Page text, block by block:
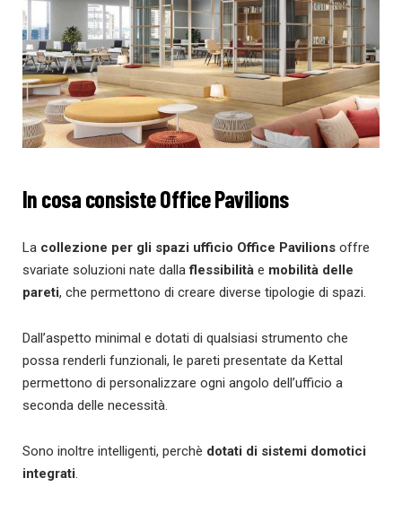
In cosa consiste Office Pavilions
La collezione per gli spazi ufficio Office Pavilions offre
svariate soluzioni nate dallaflessibilità e mobilità delle
pareti, che permettono di creare diverse tipologie di spazi.
Dall’aspetto minimal e dotati di qualsiasi strumento che
possa renderli funzionali, le pareti presentate da Kettal
permettono di personalizzare ogni angolo dell’ufficio a
seconda delle necessità.
Sono inoltre intelligenti, perchè dotati di sistemi domotici
integrati